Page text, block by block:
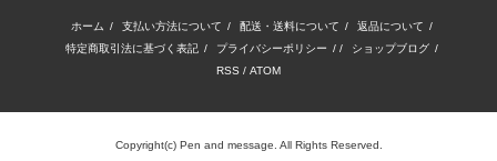
ホーム / 支払い方法について / 配送・送料について / 返品について /
特定商取引法に基づく表記 / プライバシーポリシー / / ショップブログ /
RSS / ATOM
Copyright(c) Pen and message. All Rights Reserved.